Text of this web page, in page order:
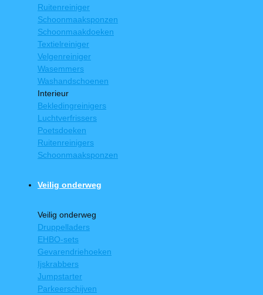
Ruitenreiniger
Schoonmaaksponzen
Schoonmaakdoeken
Textielreiniger
Velgenreiniger
Wasemmers
Washandschoenen
Interieur
Bekledingreinigers
Luchtverfrissers
Poetsdoeken
Ruitenreinigers
Schoonmaaksponzen
Veilig onderweg
Veilig onderweg
Druppelladers
EHBO-sets
Gevarendriehoeken
Ijskrabbers
Jumpstarter
Parkeerschijven